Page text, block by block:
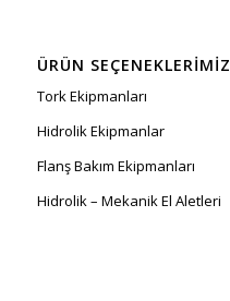
ÜRÜN SEÇENEKLERIMIZ
Tork Ekipmanları
Hidrolik Ekipmanlar
Flanş Bakım Ekipmanları
Hidrolik – Mekanik El Aletleri